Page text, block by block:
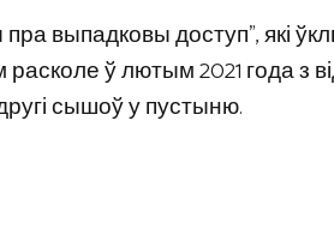
выпадковы доступ”, які
ў лютым 2021 года з
сышоў у пустыню.